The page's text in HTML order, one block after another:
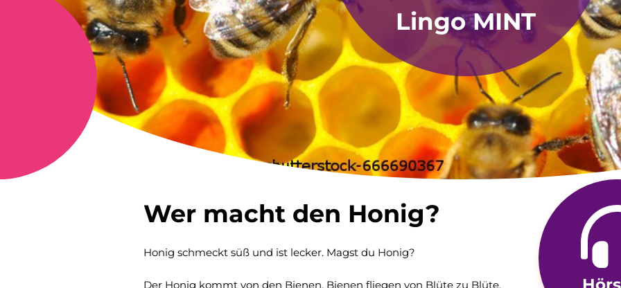
Lingo MINT
Wer macht den Honig?
Honig schmeckt süß und ist lecker. Magst du Honig?
Der Honig kommt von den Bienen. Bienen fliegen von Blüte zu Blüte.